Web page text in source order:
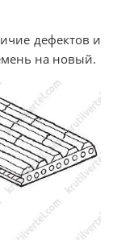
дефектов и
на новый.